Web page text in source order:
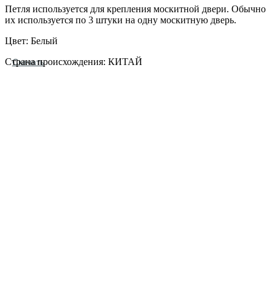
Скачать
Петля используется для крепления москитной двери. Обычно
их используется по 3 штуки на одну москитную дверь.
Цвет: Белый
Страна происхождения: КИТАЙ